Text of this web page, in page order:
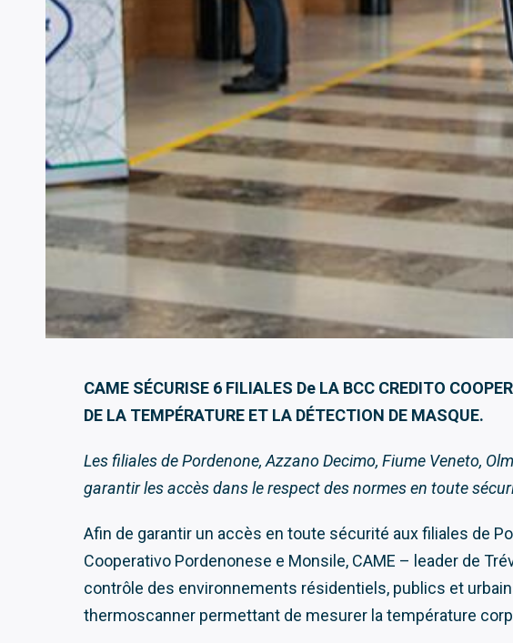
CAME SÉCURISE 6 FILIALES De LA BCC CREDITO
DE LA TEMPÉRATURE ET LA DÉTECTION DE MASQUE.
Les filiales de Pordenone, Azzano Decimo, Fiume Veneto,
garantirles accès dans le respect des normes en toute
Afin de garantir un accès en toute sécurité aux filiales de
Cooperativo Pordenonese e Monsile, CAME – leader de
contrôle des environnements résidentiels, publics et
thermoscanner permettant de mesurer la température